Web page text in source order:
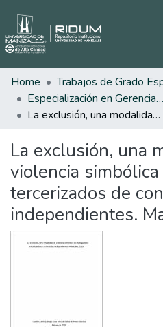
Home
Especialización en Gerencia de la Seguridad y Salud en el Trabajo.
La exclusión, una modalidad de violencia simbólica en trabajadores tercerizados de contratistas independientes. Manizales, 2019.
La exclusión, una
violencia
tercerizados de
independientes.